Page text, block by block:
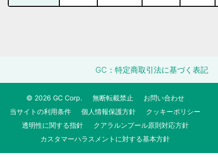
GC：特定商取引法に基づく表記
© 2026 GC Corp. 無断転載禁止
お問い合わせ
当サイトの利用条件
個人情報保護方針
クッキーポリシー
透明性に関する指針
クアラルンプール原則対応方針
カスタマーハラスメントに対する基本方針